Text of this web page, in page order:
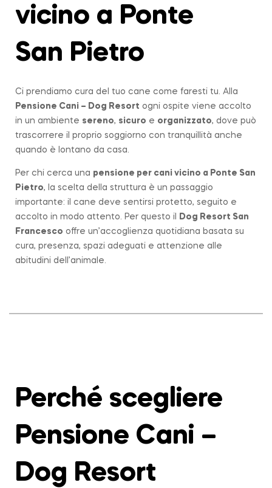
vicino a Ponte
San Pietro
Ci prendiamo cura del tuo cane come faresti tu. Alla
Pensione Cani – Dog Resort ogni ospite viene accolto
in un ambiente sereno, sicuro e organizzato, dove può
trascorrere il proprio soggiorno con tranquillità anche
quando è lontano da casa.
Per chi cerca una pensione per cani vicino a Ponte San
Pietro, la scelta della struttura è un passaggio
importante: il cane deve sentirsi protetto, seguito e
accolto in modo attento. Per questo il
Dog Resort San
Francesco offre un’accoglienza quotidiana basata su
cura, presenza, spazi adeguati e attenzione alle
abitudini dell’animale.
Perché scegliere
Pensione Cani –
Dog Resort